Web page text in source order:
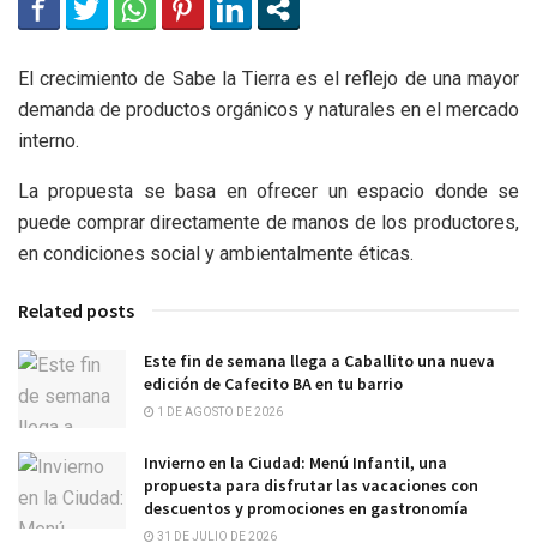
El crecimiento de Sabe la Tierra es el reflejo de una mayor
demanda de productos orgánicos y naturales en el mercado
interno.
La propuesta se basa en ofrecer un espacio donde se
puede comprar directamente de manos de los productores,
en condiciones social y ambientalmente éticas.
Related posts
Este fin de semana llega a Caballito una nueva
edición de Cafecito BA en tu barrio
1 DE AGOSTO DE 2026
Invierno en la Ciudad: Menú Infantil, una
propuesta para disfrutar las vacaciones con
descuentos y promociones en gastronomía
31 DE JULIO DE 2026